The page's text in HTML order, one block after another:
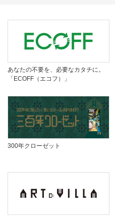
あなたの不要を、必要なカタチに。
「ECOFF（エコフ）」
300年クローゼット